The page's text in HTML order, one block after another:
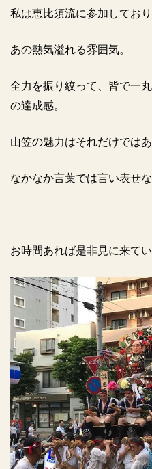
私は恵比須流に参加しており
あの熱気溢れる雰囲気。
全力を振り絞って、皆で一
の達成感。
山笠の魅力はそれだけではあ
なかなか言葉では言い表せ
お時間あれば是非見に来て